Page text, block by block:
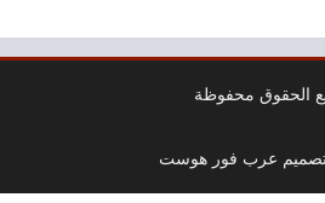
الحقوق محفوظة
عرب فور هوست